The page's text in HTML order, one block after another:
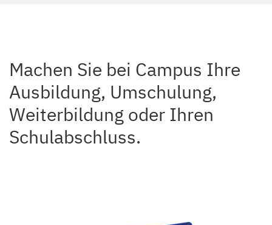
Machen Sie bei Campus Ihre
Ausbildung, Umschulung,
Weiterbildung oder Ihren
Schulabschluss.